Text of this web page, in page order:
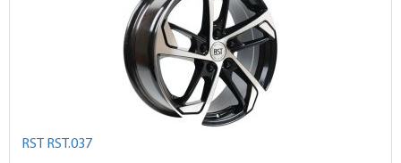
RST RST.037